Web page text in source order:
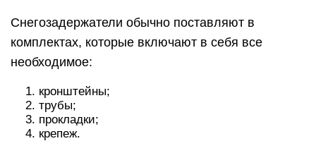
Снегозадержатели обычно поставляют в
комплектах, которые включают в себя все
необходимое:
кронштейны;
трубы;
прокладки;
крепеж.